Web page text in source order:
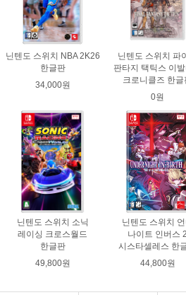
닌텐도 스위치 NBA 2K26
한글판
34,000원
닌텐도 스위치 파
판타지 택틱스 이
크로니클즈 한글
0원
닌텐도 스위치 소닉
레이싱 크로스월드
한글판
49,800원
닌텐도 스위치 언
나이트 인버스 2
시스타셀레스 한
44,800원